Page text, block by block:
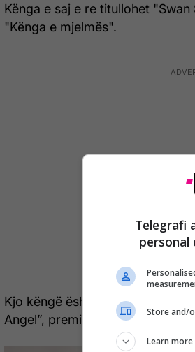
Kënga e saj e re titullohet
"Kënga e mjelmës".
Kjo këngë është njëra prej
Angel”, premiera e të cilit jepet
Telegrafi
Store and/
Learn more